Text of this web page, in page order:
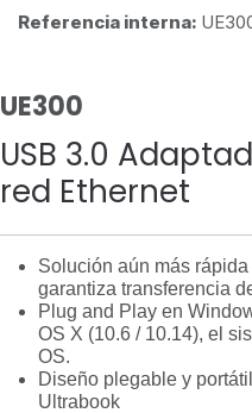
Referencia interna:
UE300
USB 3.0
red Ethernet
Solución aún más
garantiza transferencia
Plug and Play en
OS X (10.6 / 10.14), el
OS.
Diseño plegable y
Ultrabook